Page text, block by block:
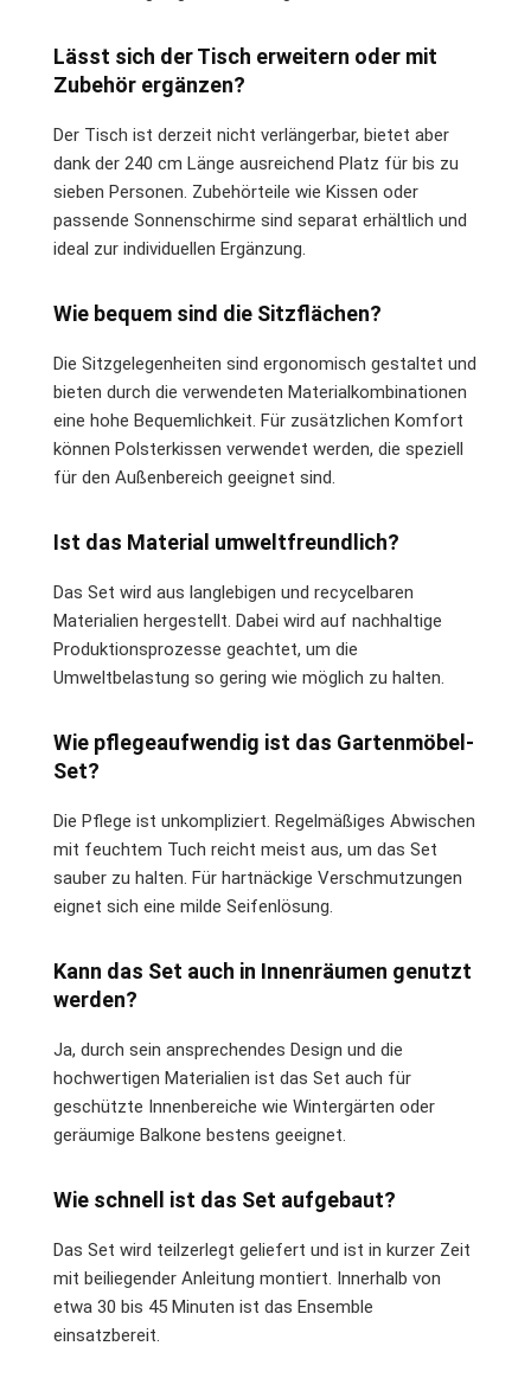
Lässt sich der Tisch erweitern oder mit
Zubehör ergänzen?
Der Tisch ist derzeit nicht verlängerbar, bietet aber
dank der 240 cm Länge ausreichend Platz für bis zu
sieben Personen. Zubehörteile wie Kissen oder
passende Sonnenschirme sind separat erhältlich und
ideal zur individuellen Ergänzung.
Wie bequem sind die Sitzflächen?
Die Sitzgelegenheiten sind ergonomisch gestaltet und
bieten durch die verwendeten Materialkombinationen
eine hohe Bequemlichkeit. Für zusätzlichen Komfort
können Polsterkissen verwendet werden, die speziell
für den Außenbereich geeignet sind.
Ist das Material umweltfreundlich?
Das Set wird aus langlebigen und recycelbaren
Materialien hergestellt. Dabei wird auf nachhaltige
Produktionsprozesse geachtet, um die
Umweltbelastung so gering wie möglich zu halten.
Wie pflegeaufwendig ist das Gartenmöbel-
Set?
Die Pflege ist unkompliziert. Regelmäßiges Abwischen
mit feuchtem Tuch reicht meist aus, um das Set
sauber zu halten. Für hartnäckige Verschmutzungen
eignet sich eine milde Seifenlösung.
Kann das Set auch in Innenräumen genutzt
werden?
Ja, durch sein ansprechendes Design und die
hochwertigen Materialien ist das Set auch für
geschützte Innenbereiche wie Wintergärten oder
geräumige Balkone bestens geeignet.
Wie schnell ist das Set aufgebaut?
Das Set wird teilzerlegt geliefert und ist in kurzer Zeit
mit beiliegender Anleitung montiert. Innerhalb von
etwa 30 bis 45 Minuten ist das Ensemble
einsatzbereit.